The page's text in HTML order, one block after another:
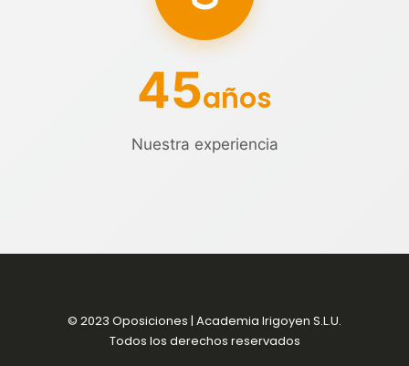
45años
Nuestra experiencia
© 2023 Oposiciones | Academia Irigoyen S.L.U.
Todos los derechos reservados